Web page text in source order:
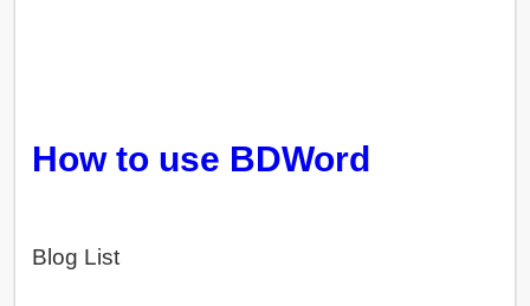
How to use BDWord
Blog List